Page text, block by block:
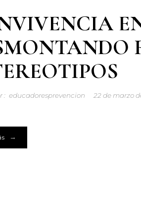
: educadoresprevencion 22 de marzo
→